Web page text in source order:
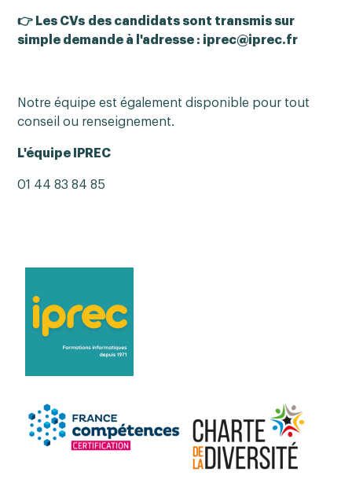
👉 Les CVs des candidats sont transmis sur
simple demande à l'adresse : iprec@iprec.fr
Notre équipe est également disponible pour tout
conseil ou renseignement.
L'équipe IPREC
01 44 83 84 85